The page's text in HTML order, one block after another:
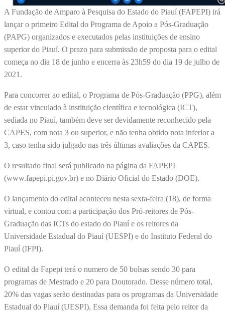
A Fundação de Amparo à Pesquisa do Estado do Piauí (FAPEPI) irá
lançar o primeiro Edital do Programa de Apoio a Pós-Graduação
(PAPG) organizados e executados pelas instituições de ensino
superior do Piauí. O prazo para submissão de proposta para o edital
começa no dia 18 de junho e encerra às 23h59 do dia 19 de julho de
2021.
Para concorrer ao edital, o Programa de Pós-Graduação (PPG), além
de estar vinculado à instituição científica e tecnológica (ICT),
sediada no Piauí, também deve ser devidamente reconhecido pela
CAPES, com nota 3 ou superior, e não tenha obtido nota inferior a
3, caso tenha sido julgado nas três últimas avaliações da CAPES.
O resultado final será publicado na página da FAPEPI
(www.fapepi.pi.gov.br) e no Diário Oficial do Estado (DOE).
O lançamento do edital aconteceu nesta sexta-feira (18), de forma
virtual, e contou com a participação dos Pró-reitores de Pós-
Graduação das ICTs do estado do Piauí e os reitores da
Universidade Estadual do Piauí (UESPI) e do Instituto Federal do
Piauí (IFPI).
O edital da Fapepi terá o numero de 50 bolsas sendo 30 para
programas de Mestrado e 20 para Doutorado. Desse número total,
20% das vagas serão destinadas para os programas da Universidade
Estadual do Piauí (UESPI), Essa demanda foi feita pelo reitor da